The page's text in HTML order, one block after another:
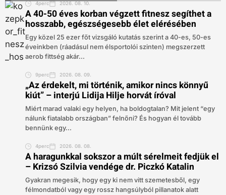
4perc 2026. 08. 10.
A 40-50 éves korban végzett fitnesz segíthet a
hosszabb, egészségesebb élet elérésében
Egy közel 25 ezer főt vizsgáló kutatás szerint a 40-es, 50-es
éveinkben (ráadásul nem élsportolói szinten) megszerzett
aerob fittség akár...
9perc 2026. 08. 09.
„Az érdekelt, mi történik, amikor nincs könnyű
kiút” – interjú Lidija Hilje horvát íróval
Miért marad valaki egy helyen, ha boldogtalan? Mit jelent “egy
nálunk fiatalabb országban” felnőni? És hogyan él tovább
bennünk egy...
4perc 2026. 08. 08.
A haragunkkal sokszor a múlt sérelmeit fedjük el
– Krizsó Szilvia vendége dr. Piczkó Katalin
Gyakran megesik, hogy egy ki nem vitt szemetesből, egy
félmondatból vagy egy rossz hangsúlyból pillanatok alatt